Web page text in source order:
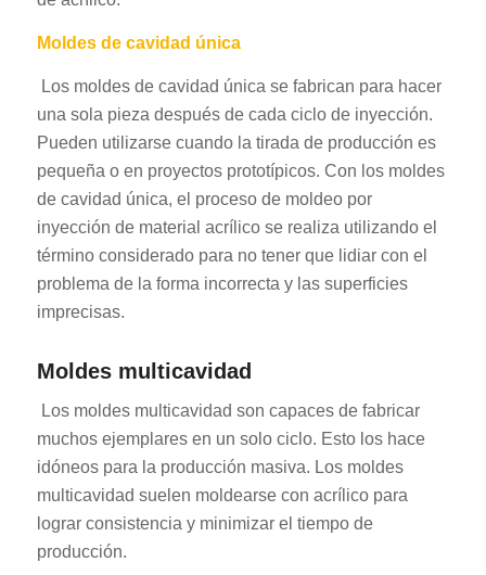
Moldes de cavidad única
Los moldes de cavidad única se fabrican para hacer
una sola pieza después de cada ciclo de inyección.
Pueden utilizarse cuando la tirada de producción es
pequeña o en proyectos prototípicos. Con los moldes
de cavidad única, el proceso de moldeo por
inyección de material acrílico se realiza utilizando el
término considerado para no tener que lidiar con el
problema de la forma incorrecta y las superficies
imprecisas.
Moldes multicavidad
Los moldes multicavidad son capaces de fabricar
muchos ejemplares en un solo ciclo. Esto los hace
idóneos para la producción masiva. Los moldes
multicavidad suelen moldearse con acrílico para
lograr consistencia y minimizar el tiempo de
producción.